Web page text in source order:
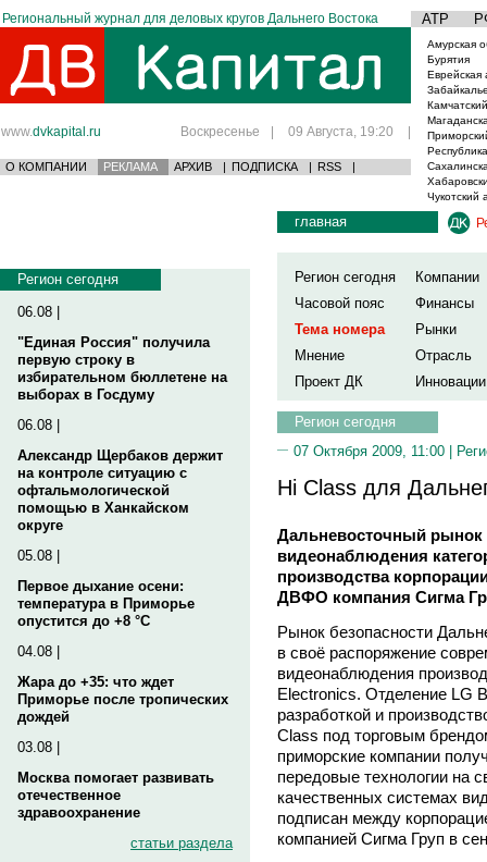
Региональный журнал для деловых кругов Дальнего Востока АТР
www.dvkapital.ru Воскресенье | 09 Августа, 19:20 |
О КОМПАНИИ РЕКЛАМА АРХИВ | ПОДПИСКА | RSS |
Амурская
Бурятия
Еврейская
Чукотский
Регион сегодня
06.08 |
"Единая Россия" получила
первую строку в
избирательном бюллетене на
выборах в Госдуму
06.08 |
Александр Щербаков держит
на контроле ситуацию с
офтальмологической
помощью в Ханкайском
округе
05.08 |
Первое дыхание осени:
температура в Приморье
опустится до +8 °C
04.08 |
Жара до +35: что ждет
Приморье после тропических
дождей
03.08 |
Москва помогает развивать
отечественное
здравоохранение
статьи раздела
главная
Регион сегодня
Компании
Часовой пояс
Финансы
Тема номера
Рынки
Мнение
Отрасль
Проект ДК
Инновации
Регион сегодня
07 Октября 2009, 11:00 |
Hi Class для
Дальневосточный рынок
видеонаблюдения
производства
ДВФО компания Сигма
Рынок безопасности
в своё распоряжение
видеонаблюдения
Electronics. Отделение LG
разработкой и
Class под торговым
приморские компании
передовые технологии на
качественных системах
подписан между
компанией Сигма Груп в